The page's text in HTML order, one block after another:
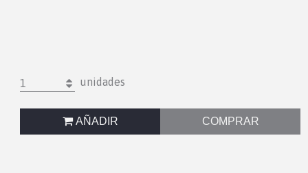
1 unidades
AÑADIR COMPRAR